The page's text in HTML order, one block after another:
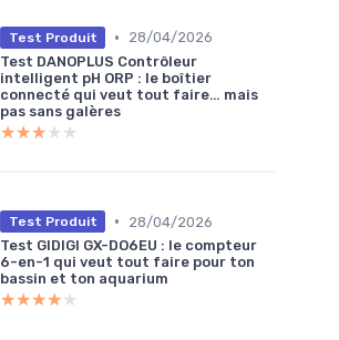
Test Produit •
28/04/2026
Test DANOPLUS Contrôleur
intelligent pH ORP : le boîtier
connecté qui veut tout faire… mais
pas sans galères
★★★★★
★★★★★
Test Produit •
28/04/2026
Test GIDIGI GX-DO6EU : le compteur
6-en-1 qui veut tout faire pour ton
bassin et ton aquarium
★★★★★
★★★★★